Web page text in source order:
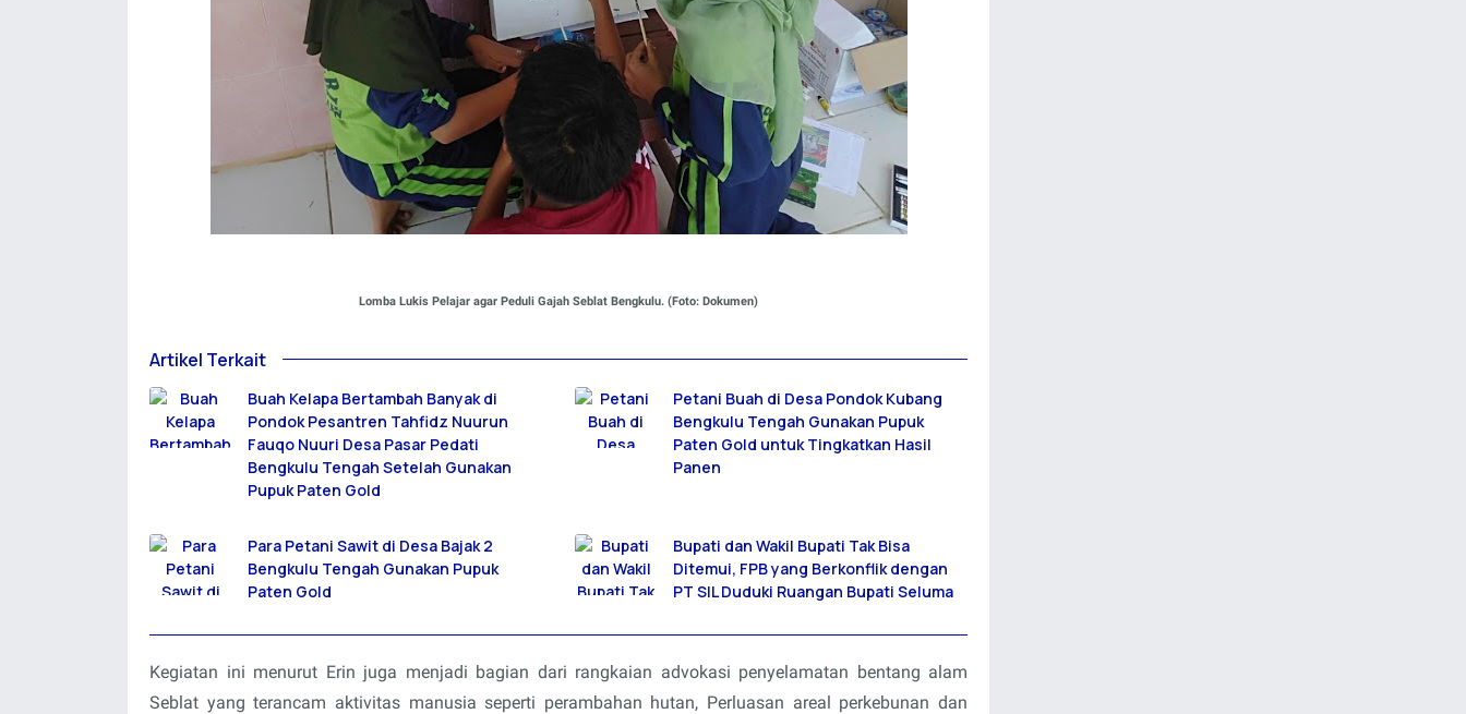
Lomba Lukis Pelajar agar Peduli Gajah Seblat Bengkulu. (Foto: Dokumen)
Artikel Terkait
Buah Kelapa Bertambah Banyak di
Pondok Pesantren Tahfidz Nuurun
Fauqo Nuuri Desa Pasar Pedati
Bengkulu Tengah Setelah Gunakan
Pupuk Paten Gold
Petani Buah di Desa Pondok Kubang
Bengkulu Tengah Gunakan Pupuk
Paten Gold untuk Tingkatkan Hasil
Panen
Para Petani Sawit di Desa Bajak 2
Bengkulu Tengah Gunakan Pupuk
Paten Gold
Bupati dan Wakil Bupati Tak Bisa
Ditemui, FPB yang Berkonflik dengan
PT SIL Duduki Ruangan Bupati Seluma
Kegiatan ini menurut Erin juga menjadi bagian dari rangkaian advokasi penyelamatan bentang alam
Seblat yang terancam aktivitas manusia seperti perambahan hutan, Perluasan areal perkebunan dan